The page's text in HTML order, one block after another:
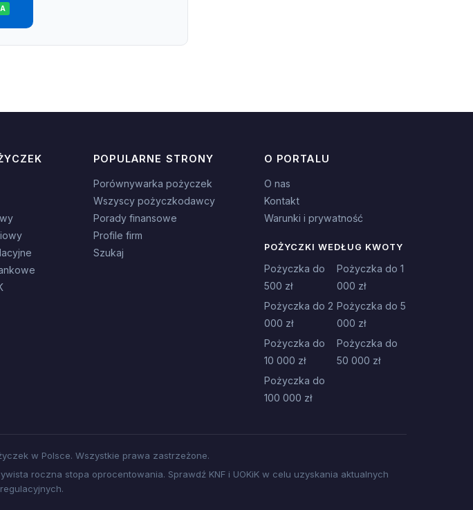
POPULARNE STRONY
Porównywarka pożyczek
Wszyscy pożyczkodawcy
Porady finansowe
Profile firm
Szukaj
O PORTALU
O nas
Kontakt
Warunki i prywatność
POŻYCZKI WEDŁUG KWOTY
Pożyczka do
500 zł
Pożyczka do 1
000 zł
Pożyczka do 2
000 zł
Pożyczka do 5
000 zł
Pożyczka do
10 000 zł
Pożyczka do
50 000 zł
Pożyczka do
100 000 zł
w Polsce. Wszystkie prawa zastrzeżone.
roczna stopa oprocentowania. Sprawdź KNF i UOKiK w celu uzyskania aktualnych